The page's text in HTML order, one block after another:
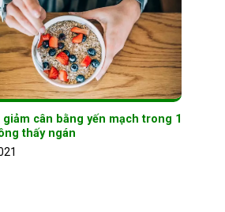
giảm cân bằng yến mạch trong 1
thấy ngán